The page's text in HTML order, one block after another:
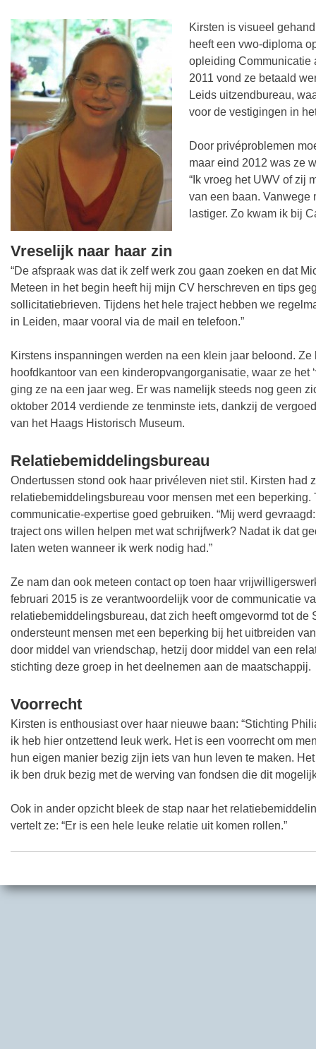
Kirsten is visueel
heeft een vwo-diploma
opleiding Communicatie
2011 vond ze betaald
Leids uitzendbureau,
voor de vestigingen in
Door privéproblemen
maar eind 2012 was ze
“Ik vroeg het UWV of zij
van een baan. Vanwege
lastiger. Zo kwam ik bij
Vreselijk naar haar zin
“De afspraak was dat ik zelf werk zou gaan zoeken en dat
Meteen in het begin heeft hij mijn CV herschreven en tips
sollicitatiebrieven. Tijdens het hele traject hebben we
in Leiden, maar vooral via de mail en telefoon.”
Kirstens inspanningen werden na een klein jaar beloond.
hoofdkantoor van een kinderopvangorganisatie, waar ze het
ging ze na een jaar weg. Er was namelijk steeds nog geen
oktober 2014 verdiende ze tenminste iets, dankzij de
van het Haags Historisch Museum.
Relatiebemiddelingsbureau
Ondertussen stond ook haar privéleven niet stil. Kirsten had
relatiebemiddelingsbureau voor mensen met een beperking.
communicatie-expertise goed gebruiken. “Mij werd
traject ons willen helpen met wat schrijfwerk? Nadat ik dat
laten weten wanneer ik werk nodig had.”
Ze nam dan ook meteen contact op toen haar
februari 2015 is ze verantwoordelijk voor de communicatie
relatiebemiddelingsbureau, dat zich heeft omgevormd tot
ondersteunt mensen met een beperking bij het uitbreiden
door middel van vriendschap, hetzij door middel van een
stichting deze groep in het deelnemen aan de maatschappij.
Voorrecht
Kirsten is enthousiast over haar nieuwe baan: “Stichting
ik heb hier ontzettend leuk werk. Het is een voorrecht om
hun eigen manier bezig zijn iets van hun leven te maken.
ik ben druk bezig met de werving van fondsen die dit
Ook in ander opzicht bleek de stap naar het
vertelt ze: “Er is een hele leuke relatie uit komen rollen.”
Post navigation